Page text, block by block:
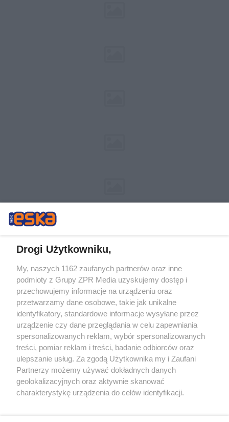
Żaden utwór zamieszczony w serwisie nie może być powielany i
rozpowszechniany lub dalej rozpowszechniany w jakikolwiek sposób (w
tym także elektroniczny lub mechaniczny) na jakimkolwiek polu
eksploatacji w jakiejkolwiek formie, włącznie z umieszczaniem w
Internecie bez pisemnej zgody właściciela praw. Jakiekolwiek użycie lub
wykorzystanie utworów w całości lub w części z naruszeniem prawa,
tzn. bez właściwej zgody, jest zabronione pod groźbą kary i może być
ścigane prawnie.
Drogi Użytkowniku,
My, naszych 1162 zaufanych partnerów oraz inne
podmioty z Grupy ZPR Media uzyskujemy dostęp i
przechowujemy informacje na urządzeniu oraz
przetwarzamy dane osobowe, takie jak unikalne
identyfikatory, standardowe informacje wysyłane przez
urządzenie czy dane przeglądania w celu zapewniania
spersonalizowanych reklam, wybór spersonalizowanych
treści, pomiar reklam i treści, badanie odbiorców oraz
ulepszanie usług. Za zgodą Użytkownika my i Zaufani
Partnerzy możemy używać dokładnych danych
geolokalizacyjnych oraz aktywnie skanować
charakterystykę urządzenia do celów identyfikacji.